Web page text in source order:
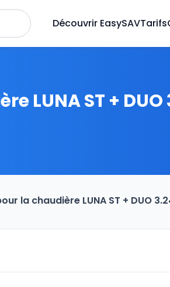
Découvrir EasySAVTarifs
LUNA ST + DUO
la chaudière LUNA ST + DUO